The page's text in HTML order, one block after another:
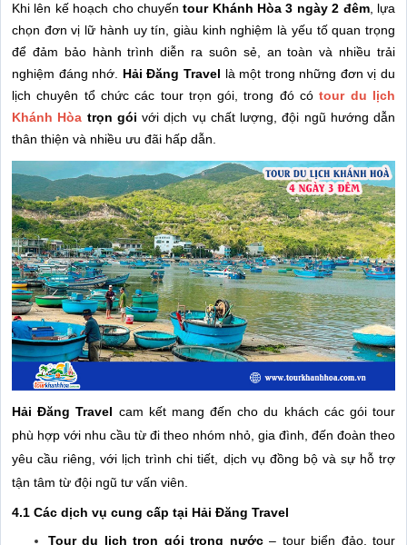
Khi lên kế hoạch cho chuyếntour Khánh Hòa 3 ngày 2 đêm, lựa
chọn đơn vị lữ hành uy tín, giàu kinh nghiệm là yếu tố quan trọng
để đảm bảo hành trình diễn ra suôn sẻ, an toàn và nhiều trải
nghiệm đáng nhớ. Hải Đăng Travel là một trong những đơn vị du
lịch chuyên tổ chức các tour trọn gói, trong đó cótour du lịch
Khánh Hòa trọn gói với dịch vụ chất lượng, đội ngũ hướng dẫn
thân thiện và nhiều ưu đãi hấp dẫn.
Hải Đăng Travel cam kết mang đến cho du khách các gói tour
phù hợp với nhu cầu từ đi theo nhóm nhỏ, gia đình, đến đoàn theo
yêu cầu riêng, với lịch trình chi tiết, dịch vụ đồng bộ và sự hỗ trợ
tận tâm từ đội ngũ tư vấn viên.
4.1 Các dịch vụ cung cấp tại Hải Đăng Travel
Tour du lịch trọn gói trong nước– tour biển đảo, tour